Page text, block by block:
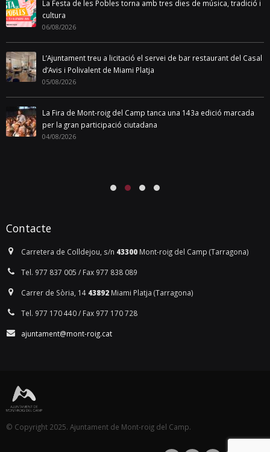
La Festa de les Pobles torna amb tres dies de música, tradició i
cultura
06/08/2026
L’Ajuntament treu a licitació el servei de bar restaurant del Casal
d’Avis i Polivalent de Miami Platja
05/08/2026
La Fira de Mont-roig del Camp tanca una 143a edició marcada
per la gran participació ciutadana
04/08/2026
Contacte
Carretera de Colldejou, s/n 43300 Mont-roig del Camp (Tarragona)
Tel. 977 837 005 / Fax 977 838 089
Carrer de Sòria, 14 43892 Miami Platja (Tarragona)
Tel. 977 170 440 / Fax 977 170 728
ajuntament@mont-roig.cat
© Copyright 2025. Ajuntament de Mont-roig del Camp.